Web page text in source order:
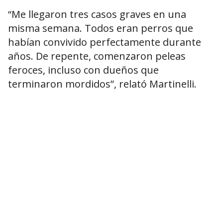
“Me llegaron tres casos graves en una
misma semana. Todos eran perros que
habían convivido perfectamente durante
años. De repente, comenzaron peleas
feroces, incluso con dueños que
terminaron mordidos”, relató Martinelli.